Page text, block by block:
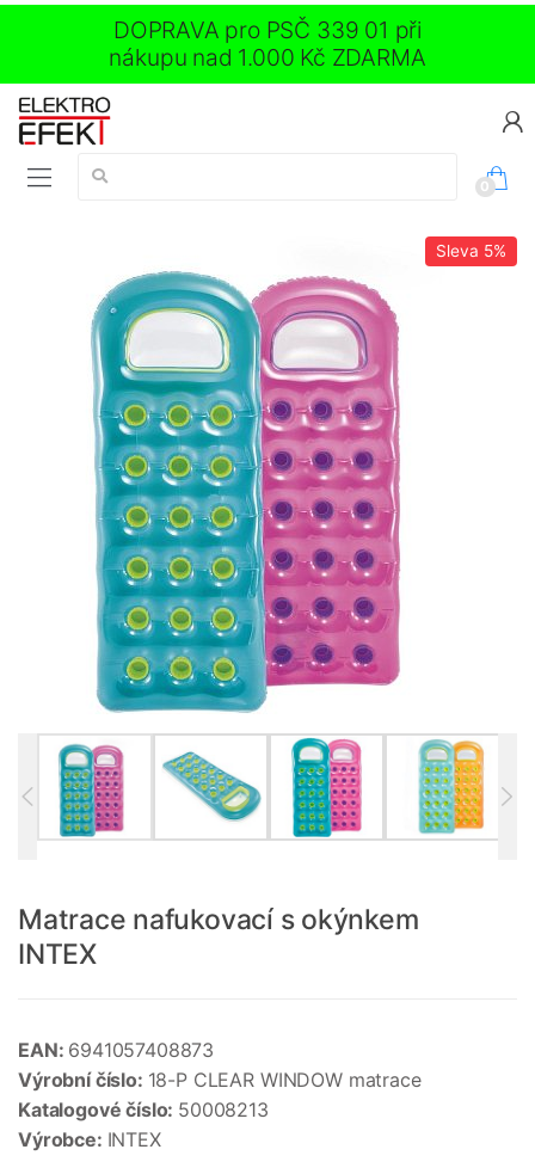
DOPRAVA pro PSČ 339 01 při
nákupu nad 1.000 Kč ZDARMA
Vyhledávání:
0
Sleva 5%
Matrace nafukovací s okýnkem
INTEX
EAN: 6941057408873
Výrobní číslo: 18-P CLEAR WINDOW matrace
Katalogové číslo: 50008213
Výrobce: INTEX